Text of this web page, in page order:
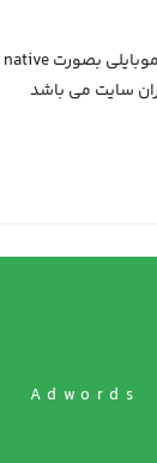
سایت می باشد
Adwords